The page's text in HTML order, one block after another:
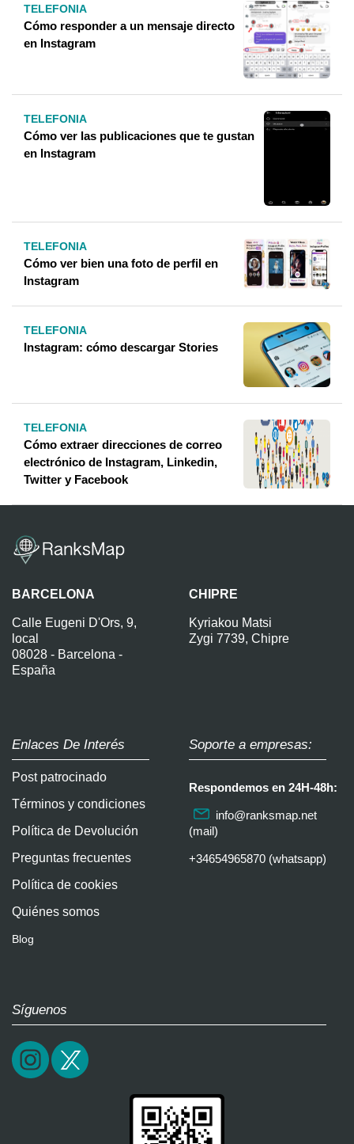
TELEFONIA
Cómo responder a un mensaje directo
en Instagram
TELEFONIA
Cómo ver las publicaciones que te gustan
en Instagram
TELEFONIA
Cómo ver bien una foto de perfil en
Instagram
TELEFONIA
Instagram: cómo descargar Stories
TELEFONIA
Cómo extraer direcciones de correo
electrónico de Instagram, Linkedin,
Twitter y Facebook
BARCELONA
Calle Eugeni D'Ors, 9,
local
08028 - Barcelona -
España
CHIPRE
Kyriakou Matsi
Zygi 7739, Chipre
Enlaces De Interés
Post patrocinado
Términos y condiciones
Política de Devolución
Preguntas frecuentes
Política de cookies
Quiénes somos
Blog
Soporte a empresas:
Respondemos en 24H-48h:
info@ranksmap.net
(mail)
+34654965870 (whatsapp)
Síguenos